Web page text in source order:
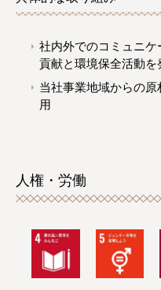
社内外でのコミュニ
貢献と環境保全活動を
当社事業地域からの
用
人権・労働